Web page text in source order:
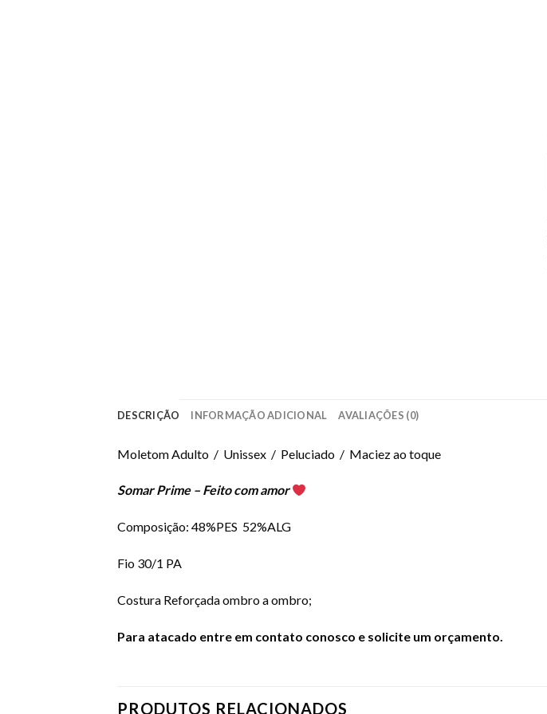
DESCRIÇÃO INFORMAÇÃO ADICIONAL AVALIAÇÕES (0)
Moletom Adulto / Unissex / Peluciado / Maciez ao toque
Somar Prime – Feito com amor
Composição: 48%PES 52%ALG
Fio 30/1 PA
Costura Reforçada ombro a ombro;
Para atacado entre em contato conosco e solicite um orçamento.
PRODUTOS RELACIONADOS